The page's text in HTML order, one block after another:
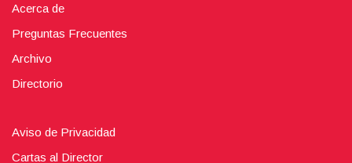
Acerca de
Preguntas Frecuentes
Archivo
Directorio
Aviso de Privacidad
Cartas al Director